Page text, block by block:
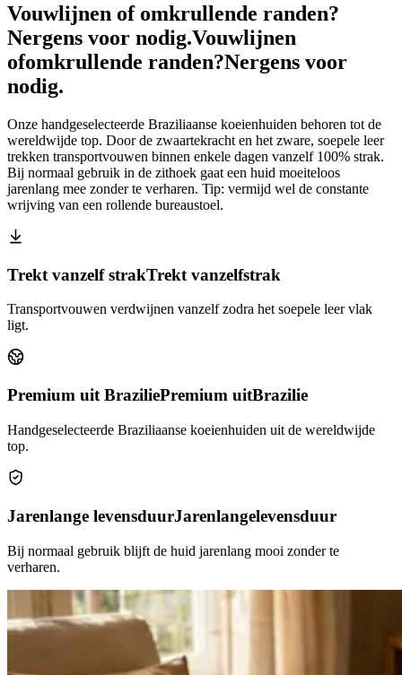
Vouwlijnen of omkrullende randen?
Nergens voor nodig.Vouwlijnen
ofomkrullende randen?Nergens voor
nodig.
Onze handgeselecteerde Braziliaanse koeienhuiden behoren tot de
wereldwijde top. Door de zwaartekracht en het zware, soepele leer
trekken transportvouwen binnen enkele dagen vanzelf 100% strak.
Bij normaal gebruik in de zithoek gaat een huid moeiteloos
jarenlang mee zonder te verharen. Tip: vermijd wel de constante
wrijving van een rollende bureaustoel.
Trekt vanzelf strakTrekt vanzelfstrak
Transportvouwen verdwijnen vanzelf zodra het soepele leer vlak
ligt.
Premium uit BraziliePremium uitBrazilie
Handgeselecteerde Braziliaanse koeienhuiden uit de wereldwijde
top.
Jarenlange levensduurJarenlangelevensduur
Bij normaal gebruik blijft de huid jarenlang mooi zonder te
verharen.